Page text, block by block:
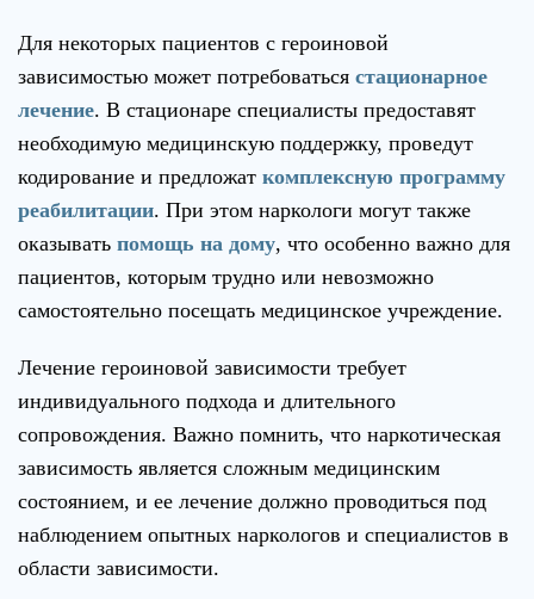
Для некоторых пациентов с героиновой
зависимостью может потребоваться стационарное
лечение. В стационаре специалисты предоставят
необходимую медицинскую поддержку, проведут
кодирование и предложат комплексную программу
реабилитации. При этом наркологи могут также
оказывать помощь на дому, что особенно важно для
пациентов, которым трудно или невозможно
самостоятельно посещать медицинское учреждение.
Лечение героиновой зависимости требует
индивидуального подхода и длительного
сопровождения. Важно помнить, что наркотическая
зависимость является сложным медицинским
состоянием, и ее лечение должно проводиться под
наблюдением опытных наркологов и специалистов в
области зависимости.